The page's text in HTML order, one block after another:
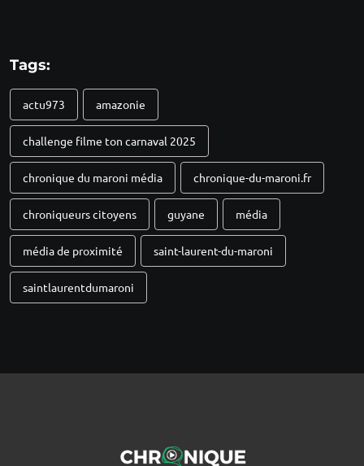
Tags:
actu973 amazonie
challenge filme ton carnaval 2025
chronique du maroni média chronique-du-maroni.fr
chroniqueurs citoyens guyane média
média de proximité saint-laurent-du-maroni
saintlaurentdumaroni